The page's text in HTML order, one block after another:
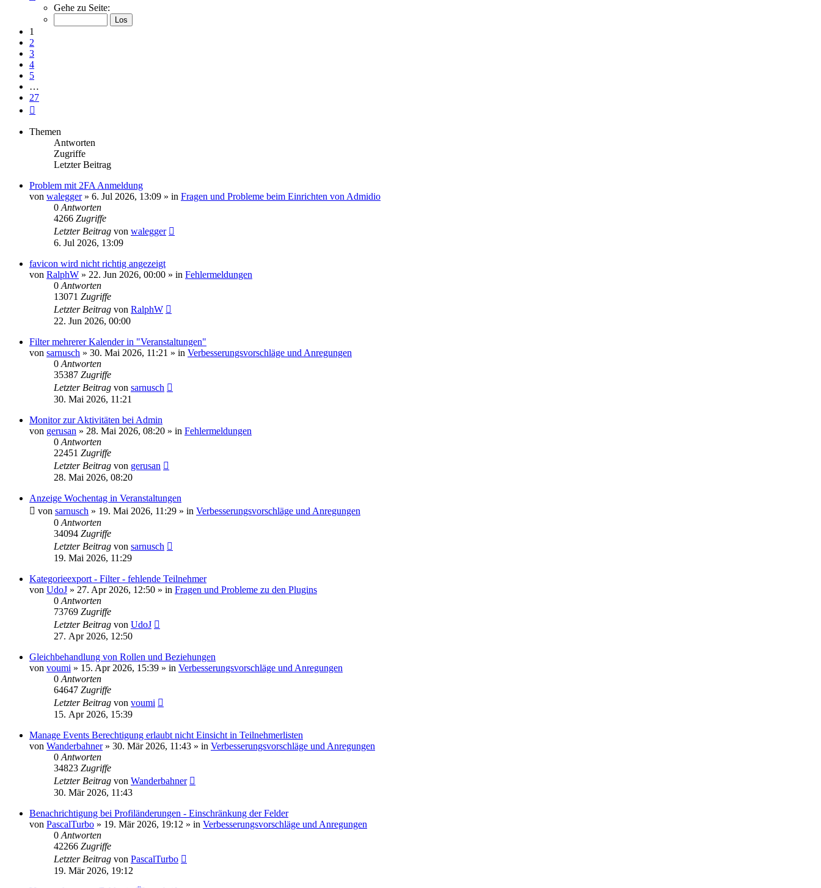
von
Gehe zu Seite:
1
2
3
4
5
…
27
Themen
Antworten
Zugriffe
Letzter Beitrag
Problem mit 2FA Anmeldung
von walegger» 6. Jul 2026, 13:09 » in Fragen und Probleme beim Einrichten von Admidio
0 Antworten
4266 Zugriffe
Letzter Beitrag von walegger
6. Jul 2026, 13:09
favicon wird nicht richtig angezeigt
von RalphW » 22. Jun 2026, 00:00 » in Fehlermeldungen
0 Antworten
13071 Zugriffe
Letzter Beitrag von RalphW
22. Jun 2026, 00:00
Filter mehrerer Kalender in "Veranstaltungen"
von sarnusch » 30. Mai 2026, 11:21 » in Verbesserungsvorschläge und Anregungen
0 Antworten
35387 Zugriffe
Letzter Beitrag von sarnusch
30. Mai 2026, 11:21
Monitor zur Aktivitäten bei Admin
von gerusan » 28. Mai 2026, 08:20 » in Fehlermeldungen
0 Antworten
22451 Zugriffe
Letzter Beitrag von gerusan
28. Mai 2026, 08:20
Anzeige Wochentag in Veranstaltungen
von sarnusch » 19. Mai 2026, 11:29 » in Verbesserungsvorschläge und Anregungen
0 Antworten
34094 Zugriffe
Letzter Beitrag von sarnusch
19. Mai 2026, 11:29
Kategorieexport - Filter - fehlende Teilnehmer
von UdoJ » 27. Apr 2026, 12:50 » in Fragen und Probleme zu den Plugins
0 Antworten
73769 Zugriffe
Letzter Beitrag von UdoJ
27. Apr 2026, 12:50
Gleichbehandlung von Rollen und Beziehungen
von voumi » 15. Apr 2026, 15:39 » in Verbesserungsvorschläge und Anregungen
0 Antworten
64647 Zugriffe
Letzter Beitrag von voumi
15. Apr 2026, 15:39
Manage Events Berechtigung erlaubt nicht Einsicht in Teilnehmerlisten
von Wanderbahner» 30. Mär 2026, 11:43 » in Verbesserungsvorschläge und Anregungen
0 Antworten
34823 Zugriffe
Letzter Beitrag von Wanderbahner
30. Mär 2026, 11:43
Benachrichtigung bei Profiländerungen - Einschränkung der Felder
von PascalTurbo » 19. Mär 2026, 19:12 » in Verbesserungsvorschläge und Anregungen
0 Antworten
42266 Zugriffe
Letzter Beitrag von PascalTurbo
19. Mär 2026, 19:12